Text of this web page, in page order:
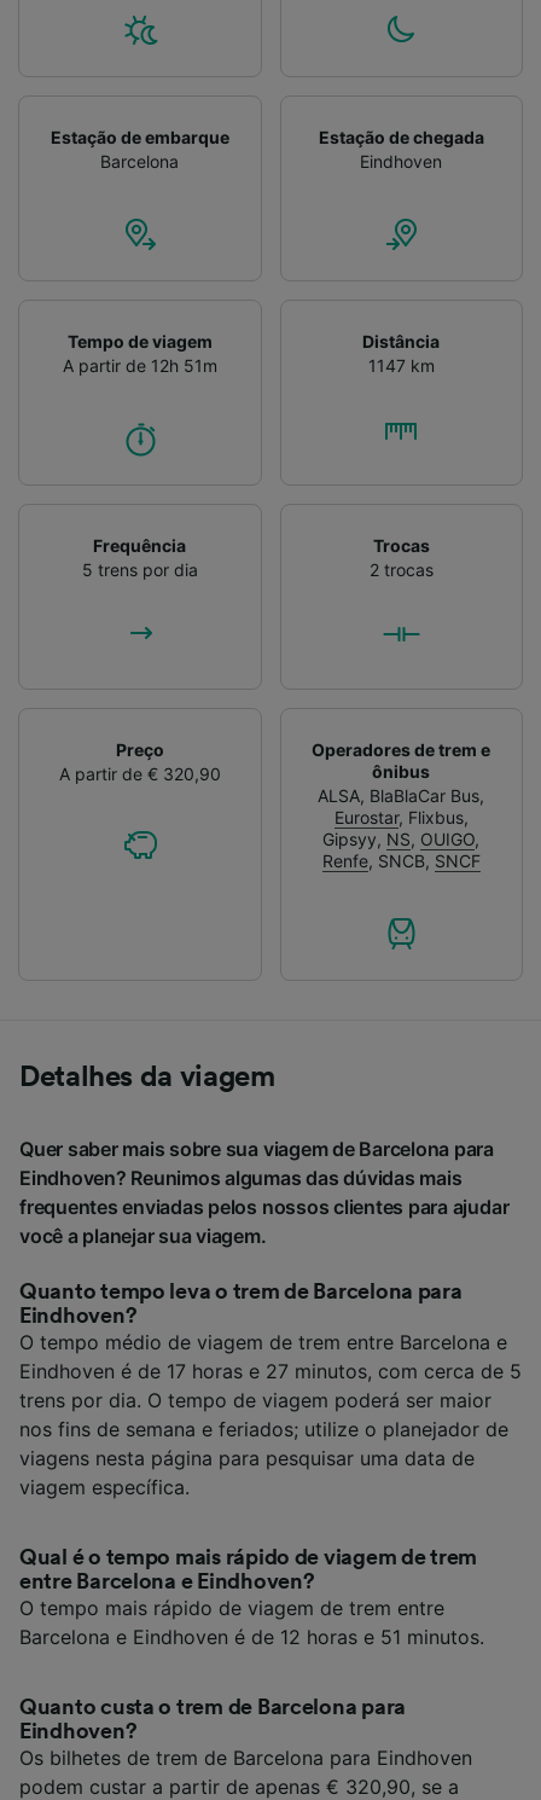
Estação de embarque
Barcelona
Estação de chegada
Eindhoven
Tempo de viagem
A partir de 12h 51m
Distância
1147 km
Frequência
5 trens por dia
Trocas
2 trocas
Preço
A partir de € 320,90
Operadores de trem e
ônibus
ALSA, BlaBlaCar Bus,
Eurostar, Flixbus,
Gipsyy, NS, OUIGO,
Renfe, SNCB, SNCF
Detalhes da viagem
Quer saber mais sobre sua viagem de Barcelona para
Eindhoven? Reunimos algumas das dúvidas mais
frequentes enviadas pelos nossos clientes para ajudar
você a planejar sua viagem.
Quanto tempo leva o trem de Barcelona para
Eindhoven?
O tempo médio de viagem de trem entre Barcelona e
Eindhoven é de 17 horas e 27 minutos, com cerca de 5
trens por dia. O tempo de viagem poderá ser maior
nos fins de semana e feriados; utilize o planejador de
viagens nesta página para pesquisar uma data de
viagem específica.
Qual é o tempo mais rápido de viagem de trem
entre Barcelona e Eindhoven?
O tempo mais rápido de viagem de trem entre
Barcelona e Eindhoven é de 12 horas e 51 minutos.
Quanto custa o trem de Barcelona para
Eindhoven?
Os bilhetes de trem de Barcelona para Eindhoven
podem custar a partir de apenas € 320,90, se a
Verificar ativamente as características do
dispositivo para identificação. Armazenar e/ou
acessar informações em um dispositivo.
Publicidade e conteúdo personalizados,
de público e desenvolvimento de serviços..